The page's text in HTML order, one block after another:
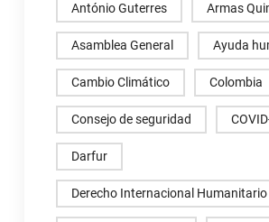
António Guterres Armas
Asamblea General Ayuda
Cambio Climático Colombia
Consejo de seguridad
Darfur
Derecho Internacional Humanitario